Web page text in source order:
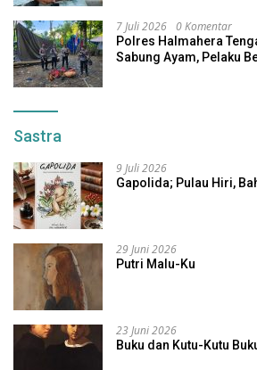
7 Juli 2026 0 Komentar
Polres Halmahera
Sabung Ayam, Pelaku
Sastra
9 Juli 2026
Gapolida; Pulau Hiri,
29 Juni 2026
Putri Malu-Ku
23 Juni 2026
Buku dan Kutu-Kutu